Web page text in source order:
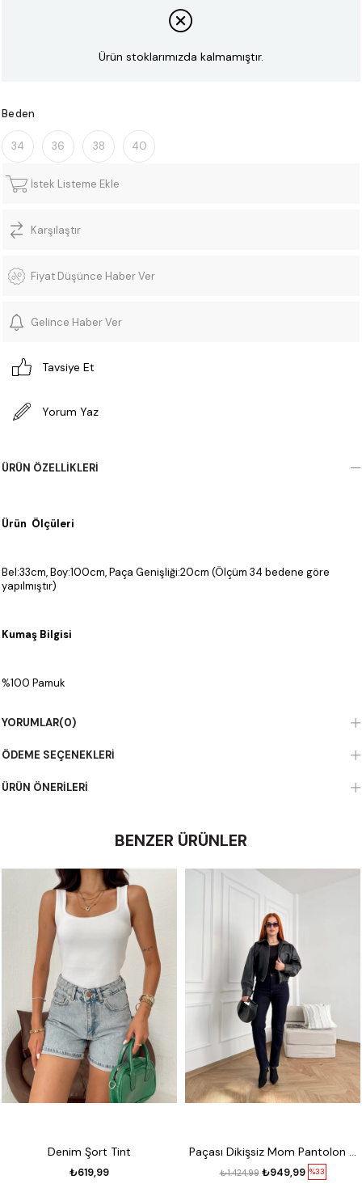
Ürün stoklarımızda kalmamıştır.
Beden
34 36 38 40
İstek Listeme Ekle
Karşılaştır
Fiyat Düşünce Haber Ver
Gelince Haber Ver
Tavsiye Et
Yorum Yaz
ÜRÜN ÖZELLIKLERI
Ürün Ölçüleri
Bel:33cm, Boy:100cm, Paça Genişliği:20cm (Ölçüm 34 bedene göre
yapılmıştır)
Kumaş Bilgisi
%100 Pamuk
YORUMLAR(0)
ÖDEME SEÇENEKLERI
ÜRÜN ÖNERILERI
BENZER ÜRÜNLER
Denim Şort Tint
₺619,99
Paçası Dikişsiz Mom Pantolon 17 lacivert
%33
₺949,99
₺1.424,99